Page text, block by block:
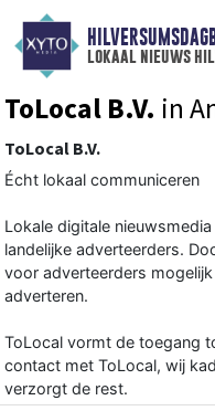
lokaal nieuws
ToLocal B.V. in
ToLocal B.V.
Écht lokaal communiceren
Lokale digitale
landelijke adverteerders.
voor adverteerders
adverteren.
ToLocal vormt de toegang
contact met ToLocal, wij
verzorgt de rest.